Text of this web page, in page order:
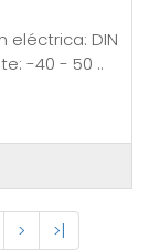
eléctrica: DIN
-40 - 50 ..
>
>|